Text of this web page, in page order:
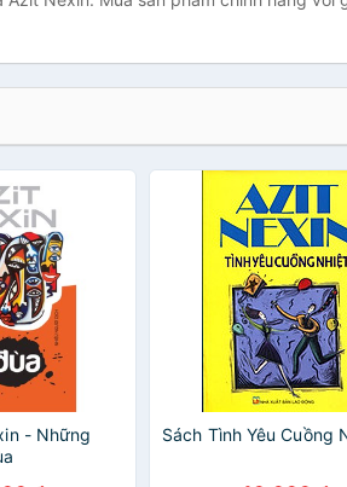
- Những
Sách Tình Yêu Cuồng